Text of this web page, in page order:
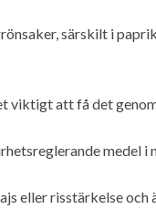
särskilt i
viktigt att få det
medel i
eller risstärkelse och